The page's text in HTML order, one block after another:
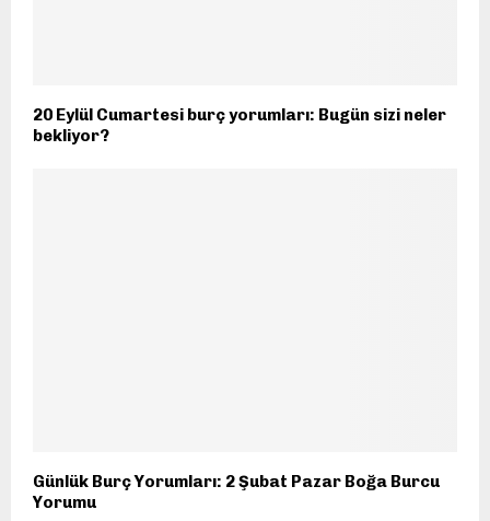
20 Eylül Cumartesi burç yorumları: Bugün sizi neler
bekliyor?
Günlük Burç Yorumları: 2 Şubat Pazar Boğa Burcu
Yorumu